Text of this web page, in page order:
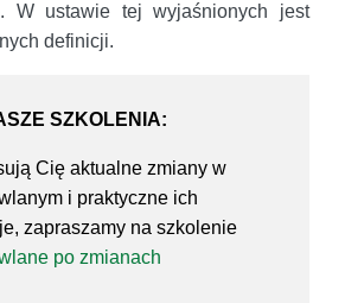
W ustawie tej wyjaśnionych jest
definicji.
SZKOLENIA:
Cię aktualne zmiany w
i praktyczne ich
zapraszamy na szkolenie
po zmianach